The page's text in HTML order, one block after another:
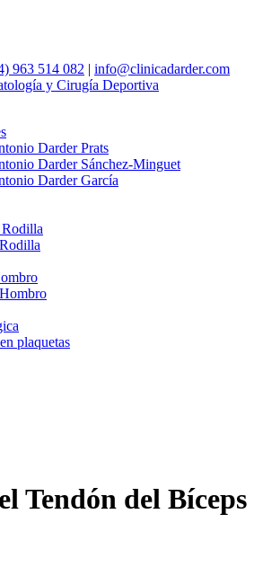
963 514 082 | info@clinicadarder.com
Darder Prats
Darder Sánchez-Minguet
Darder García
Rodilla
plaquetas
Tendón del Bíceps